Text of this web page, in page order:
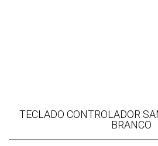
TECLADO CONTROLADOR
BRANCO